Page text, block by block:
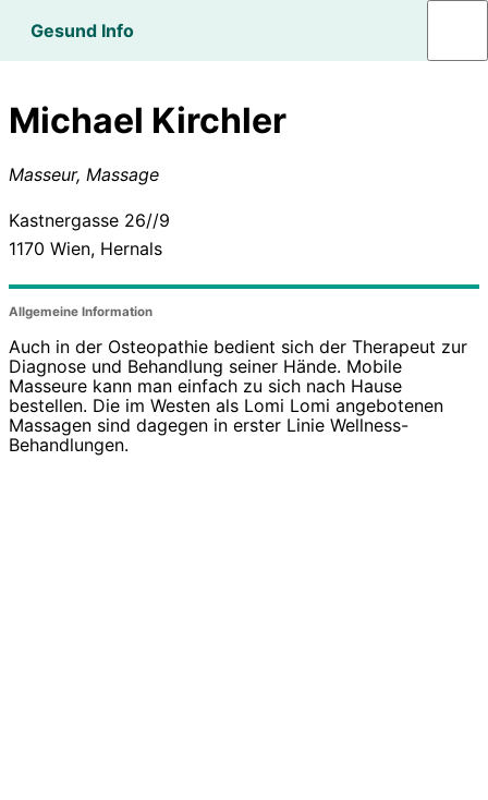
Gesund Info
Michael Kirchler
Masseur, Massage
Kastnergasse 26//9
1170 Wien, Hernals
Allgemeine Information
Auch in der Osteopathie bedient sich der Therapeut zur
Diagnose und Behandlung seiner Hände. Mobile
Masseure kann man einfach zu sich nach Hause
bestellen. Die im Westen als Lomi Lomi angebotenen
Massagen sind dagegen in erster Linie Wellness-
Behandlungen.